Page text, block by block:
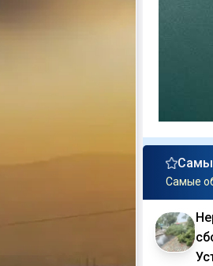
Самые